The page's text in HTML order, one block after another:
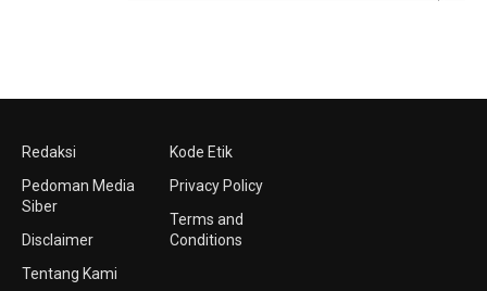
Redaksi
Pedoman Media
Siber
Disclaimer
Tentang Kami
Kode Etik
Privacy Policy
Terms and
Conditions